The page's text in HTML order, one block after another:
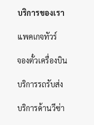
บริการของเรา
แพคเกจทัวร์
จองตั๋วเครื่องบิน
บริการรถรับส่ง
บริการด้านวีซ่า